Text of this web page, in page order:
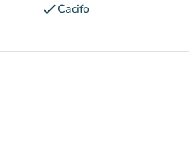
checkCacifo